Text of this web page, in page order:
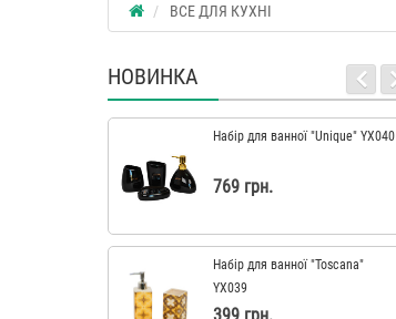
ВСЕ ДЛЯ КУХНІ
НОВИНКА
Набір для ванної "Unique" YX040
769 грн.
Набір для ванної "Toscana"
YX039